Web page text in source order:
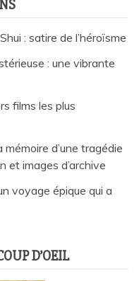
: satire de l’héroïsme
: une vibrante
films les plus
d’une tragédie
et images d’archive
voyage épique qui a
D’OEIL